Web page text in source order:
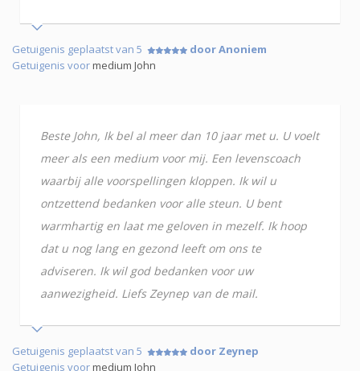
Getuigenis geplaatst van 5
door Anoniem
Getuigenis voormedium John
Beste John, Ik bel al meer dan 10 jaar met u. U voelt
meer als een medium voor mij. Een levenscoach
waarbij alle voorspellingen kloppen. Ik wil u
ontzettend bedanken voor alle steun. U bent
warmhartig en laat me geloven in mezelf. Ik hoop
dat u nog lang en gezond leeft om ons te
adviseren. Ik wil god bedanken voor uw
aanwezigheid. Liefs Zeynep van de mail.
Getuigenis geplaatst van 5
door Zeynep
Getuigenis voormedium John